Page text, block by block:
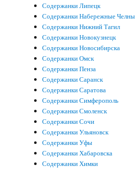
Содержанки Липецк
Содержанки Набережные Челны
Содержанки Нижний Тагил
Содержанки Новокузнецк
Содержанки Новосибирска
Содержанки Омск
Содержанки Пенза
Содержанки Саранск
Содержанки Саратова
Содержанки Симферополь
Содержанки Смоленск
Содержанки Сочи
Содержанки Ульяновск
Содержанки Уфы
Содержанки Хабаровска
Содержанки Химки